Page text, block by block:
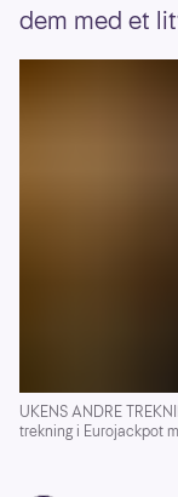
dem med et
UKENS ANDRE
trekning i Eurojackpot